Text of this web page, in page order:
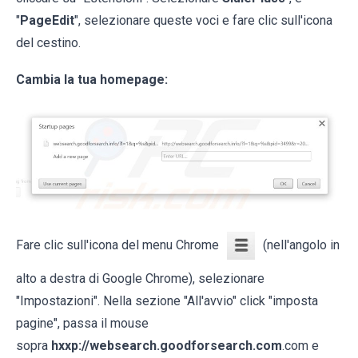
"PageEdit", selezionare queste voci e fare clic sull'icona
del cestino.
Cambia la tua homepage:
Fare clic sull'icona del menu Chrome (nell'angolo in
alto a destra di Google Chrome), selezionare
"Impostazioni". Nella sezione "All'avvio" click "imposta
pagine", passa il mouse
sopra hxxp://websearch.goodforsearch.com.com e